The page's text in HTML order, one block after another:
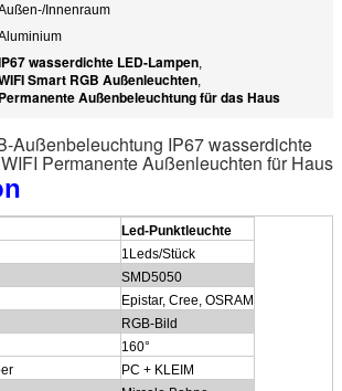
Innenraum
wasserdichte LED-Lampen,
Smart RGB Außenleuchten,
Permanente Außenbeleuchtung für das Haus
Außenbeleuchtung IP67 wasserdichte
Permanente Außenleuchten für Haus
Led-Punktleuchte
1Leds/Stück
SMD5050
Epistar, Cree, OSRAM
RGB-Bild
160°
PC + KLEIM